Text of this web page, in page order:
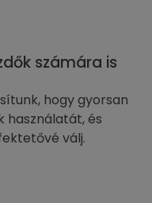
számára is
hogy gyorsan
és
válj.